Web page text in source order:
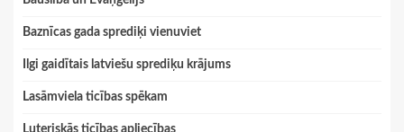
Baznīcas gada sprediķi vienuviet
Ilgi gaidītais latviešu sprediķu krājums
Lasāmviela ticības spēkam
Luteriskās ticības apliecības